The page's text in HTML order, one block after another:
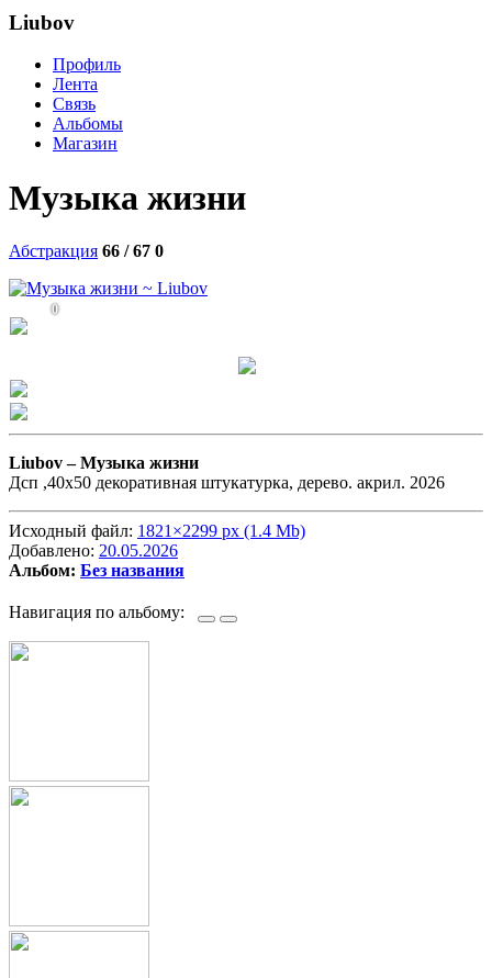
Liubov
Профиль
Лента
Связь
Альбомы
Магазин
Музыка жизни
Абстракция 66 / 67 0
0
Liubov –Музыка жизни
Дсп ,40х50 декоративная штукатурка, дерево. акрил. 2026
Исходный файл: 1821×2299 px (1.4 Mb)
Добавлено: 20.05.2026
Альбом: Без названия
Навигация по альбому: